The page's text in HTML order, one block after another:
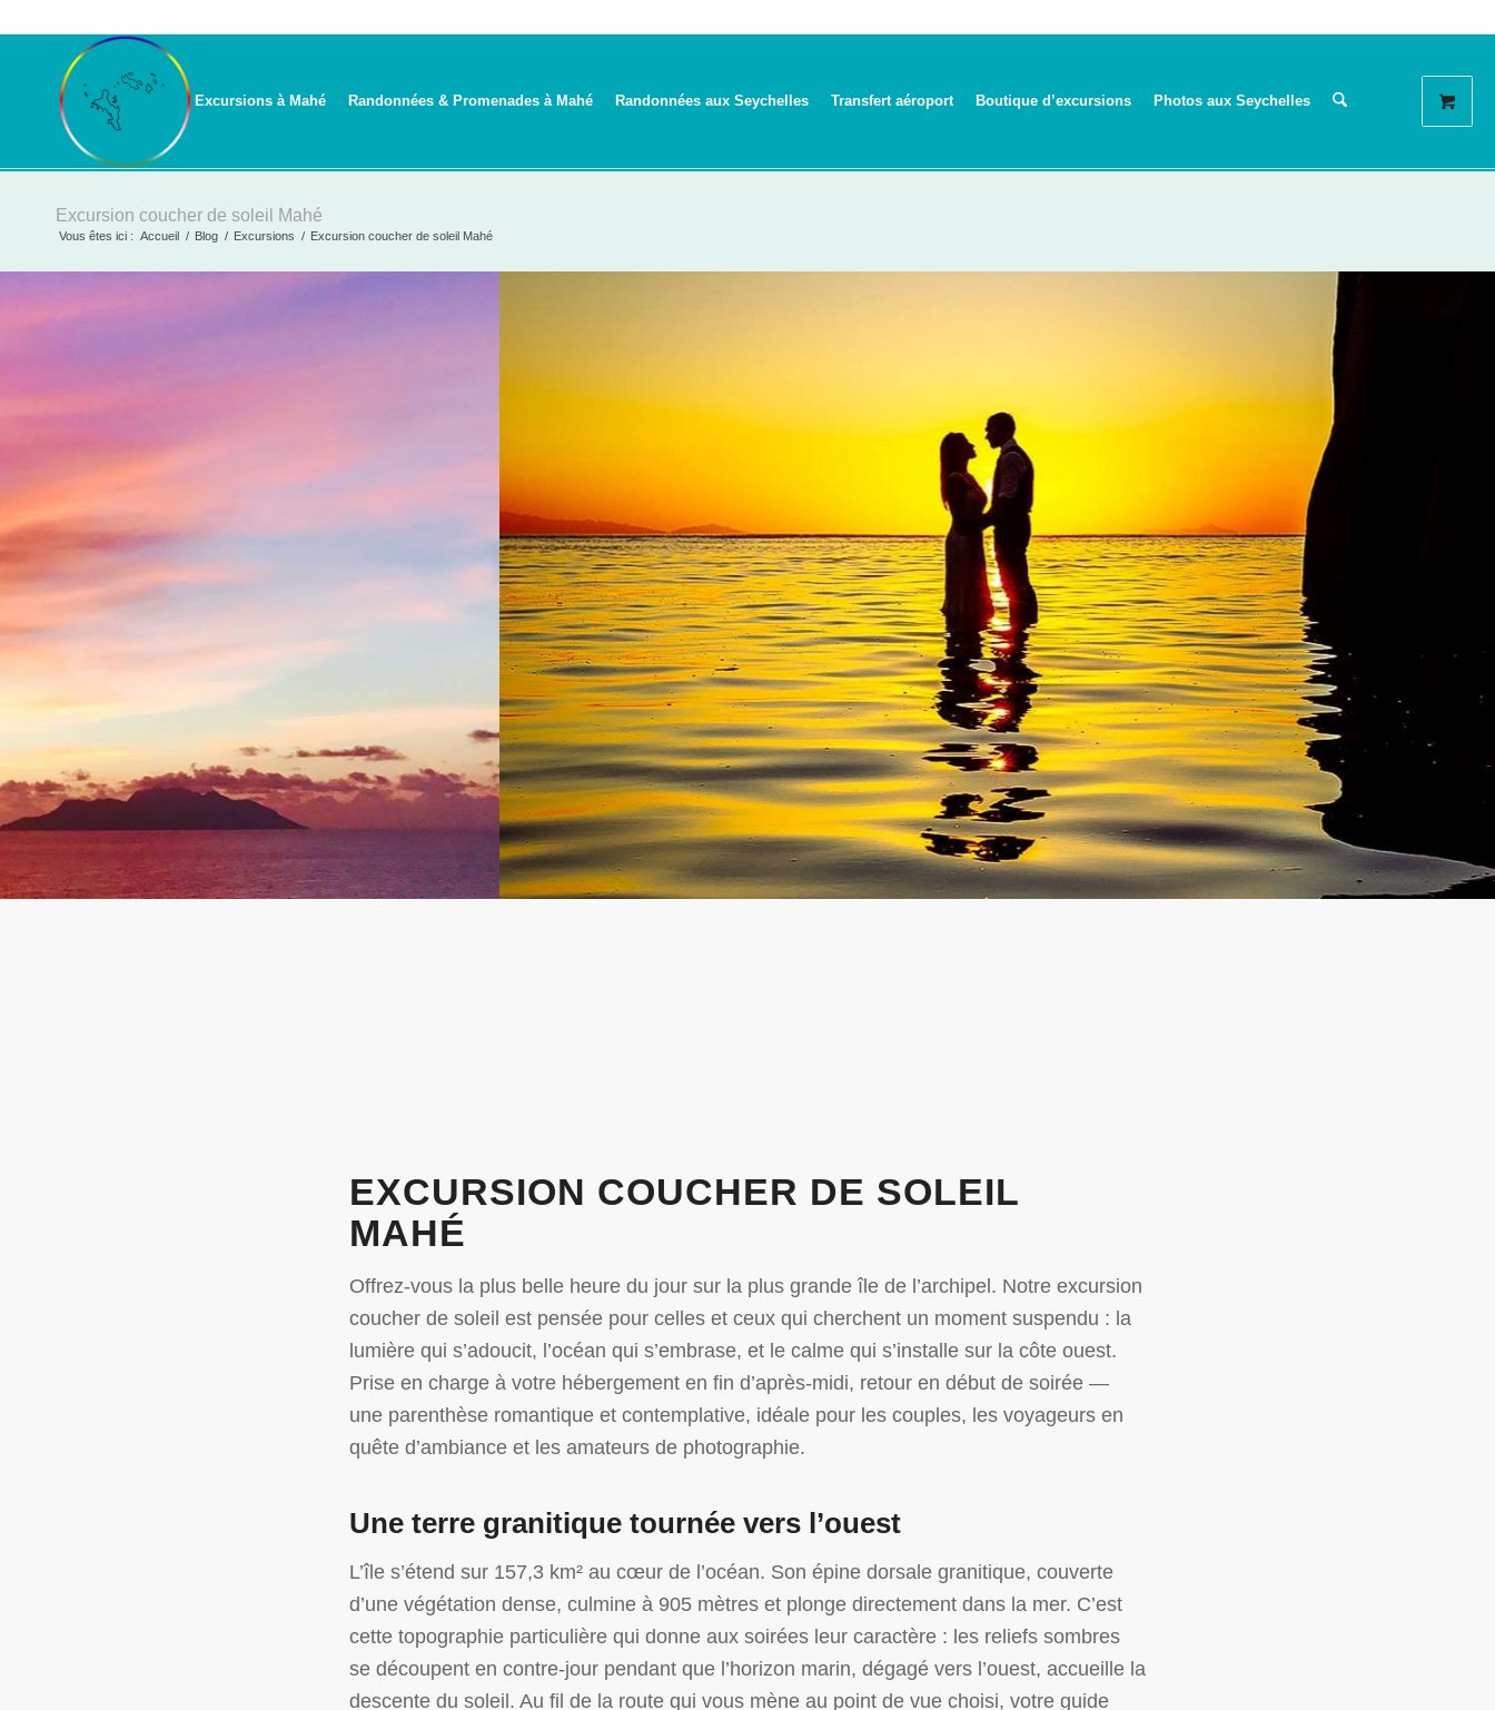
Excursions à Mahé Randonnées & Promenades à Mahé Randonnées aux Seychelles Transfert aéroport Boutique d’excursions Photos aux Seychelles
Excursion coucher de soleil Mahé
Vous êtes ici : Accueil / Blog / Excursions / Excursion coucher de soleil Mahé
EXCURSION COUCHER DE SOLEIL
MAHÉ
Offrez-vous la plus belle heure du jour sur la plus grande île de l’archipel. Notre excursion
coucher de soleil est pensée pour celles et ceux qui cherchent un moment suspendu : la
lumière qui s’adoucit, l’océan qui s’embrase, et le calme qui s’installe sur la côte ouest.
Prise en charge à votre hébergement en fin d’après-midi, retour en début de soirée —
une parenthèse romantique et contemplative, idéale pour les couples, les voyageurs en
quête d’ambiance et les amateurs de photographie.
Une terre granitique tournée vers l’ouest
L’île s’étend sur 157,3 km² au cœur de l’océan. Son épine dorsale granitique, couverte
d’une végétation dense, culmine à 905 mètres et plonge directement dans la mer. C’est
cette topographie particulière qui donne aux soirées leur caractère : les reliefs sombres
se découpent en contre-jour pendant que l’horizon marin, dégagé vers l’ouest, accueille la
descente du soleil. Au fil de la route qui vous mène au point de vue choisi, votre guide